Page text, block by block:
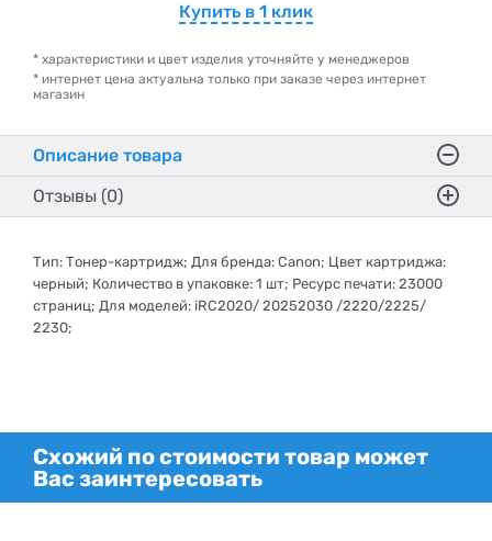
Купить в 1 клик
* характеристики и цвет изделия уточняйте у менеджеров
* интернет цена актуальна только при заказе через интернет
магазин
Описание товара
Отзывы (0)
Тип: Тонер-картридж; Для бренда: Canon; Цвет картриджа:
черный; Количество в упаковке: 1 шт; Ресурс печати: 23000
страниц; Для моделей: iRC2020/ 20252030 /2220/2225/
2230;
Схожий по стоимости товар может
Вас заинтересовать